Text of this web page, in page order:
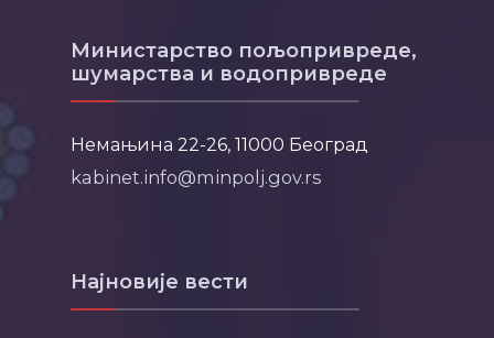
Министарство пољопривреде,
шумарства и водопривреде
Немањина 22-26, 11000 Београд
kabinet.info@minpolj.gov.rs
Најновије вести